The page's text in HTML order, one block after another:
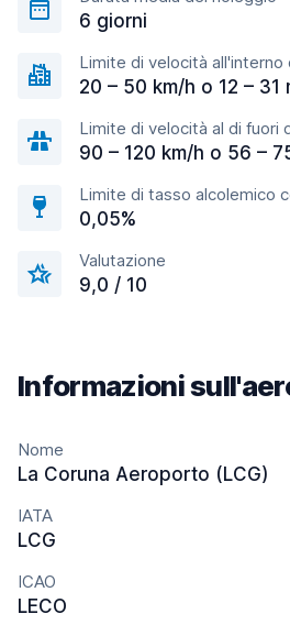
6 giorni
Limite di velocità all'interno
20 – 50 km/h o 12 – 31
Limite di velocità al di fuori
90 – 120 km/h o 56 –
Limite di tasso alcolemico
0,05%
Valutazione
9,0 / 10
Informazioni
Nome
La Coruna Aeroporto (LCG)
IATA
LCG
ICAO
LECO